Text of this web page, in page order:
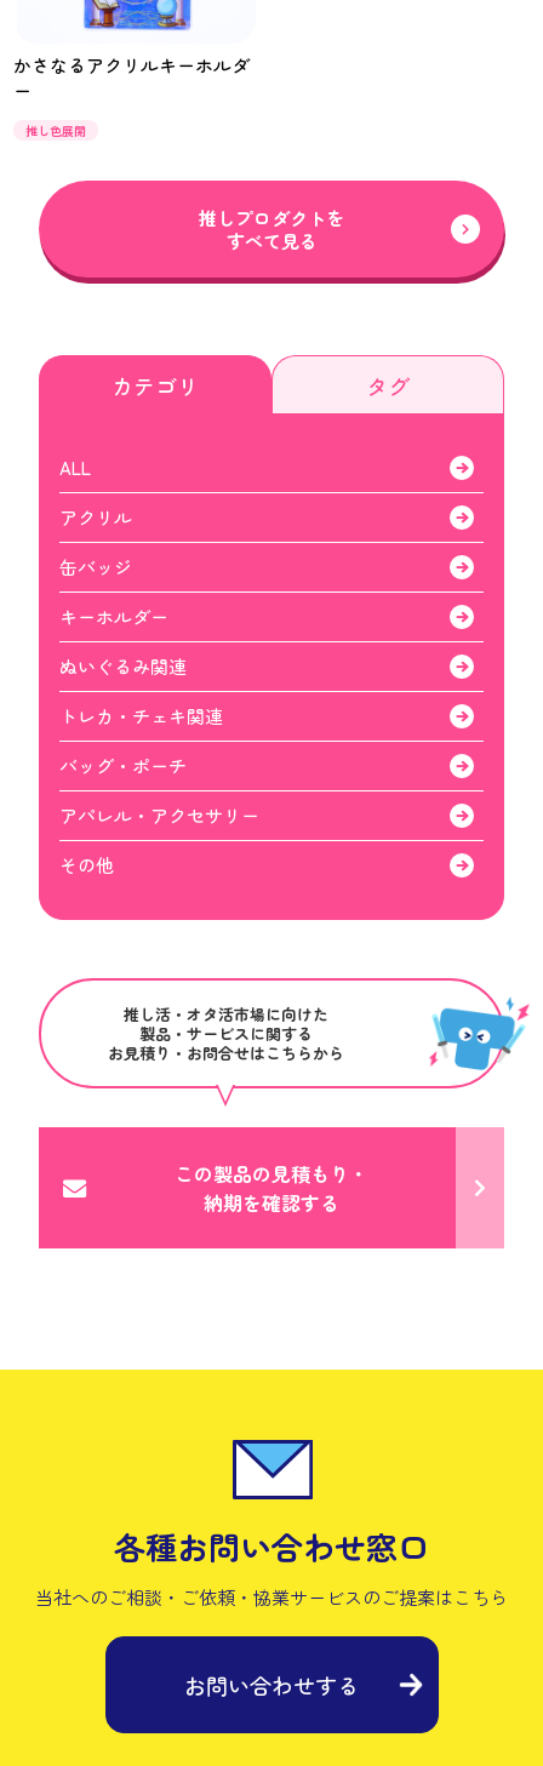
かさなるアクリルキーホルダ
ー
推し色展開
推しプロダクトを
すべて見る
カテゴリ タグ
ALL
アクリル
缶バッジ
キーホルダー
ぬいぐるみ関連
トレカ・チェキ関連
バッグ・ポーチ
アパレル・アクセサリー
その他
推し活・オタ活市場に向けた
製品・サービスに関する
お見積り・お問合せはこちらから
この製品の見積もり・
納期を確認する
各種お問い合わせ窓口
当社へのご相談・ご依頼・協業サービスのご提案はこちら
お問い合わせする